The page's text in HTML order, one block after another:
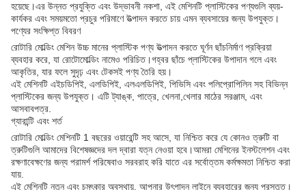
হয়েছে।এর উন্নত প্রযুক্তি এবং উদ্ভাবনী নকশা, এই মেশিনটি প্লাস্টিকের পণ্যগুলি ব্যয়-
কার্যকর এবং সময়মতো প্রচুর পরিমাণে উত্পাদন করতে চায় এমন ব্যবসায়ের জন্য উপযুক্ত।
পণ্যের সংক্ষিপ্ত বিবরণ
রোটারি মোল্ডিং মেশিন উচ্চ মানের প্লাস্টিক পণ্য উত্পাদন করতে ঘূর্ণন ছাঁচনির্মাণ প্রক্রিয়া
ব্যবহার করে, যা রোটোমোল্ডিং নামেও পরিচিত।গহ্বর ছাঁচে প্লাস্টিকের উপাদান গলে এবং
আকৃতির, যার ফলে সুদৃঢ় এবং টেকসই পণ্য তৈরি হয়।
এই মেশিনটি এইচডিপিই, এলডিপিই, এলএলডিপিই, পিভিসি এবং পলিপ্রোপিলিন সহ বিভিন্ন
প্লাস্টিকের জন্য উপযুক্ত। এটি ট্যাঙ্ক, পাত্রে, খেলনা,খেলার মাঠের সরঞ্জাম, এবং
আসবাবপত্র.
গ্যারান্টি এবং শর্ত
রোটারি মোল্ডিং মেশিনটি 1 বছরের ওয়ারেন্টি সহ আসে, যা নিশ্চিত করে যে কোনও ত্রুটি বা
ত্রুটিগুলি আমাদের বিশেষজ্ঞদের দল দ্বারা যত্ন নেওয়া হবে।আমরা মেশিনের ইনস্টলেশন এবং
রক্ষণাবেক্ষণের জন্য পরামর্শ পরিষেবাও সরবরাহ করি যাতে এর সর্বোত্তম কর্মক্ষমতা নিশ্চিত করা
যায়.
এই মেশিনটি নতুন এবং চমৎকার অবস্থায়, আপনার উৎপাদন লাইনে ব্যবহারের জন্য প্রস্তুত।